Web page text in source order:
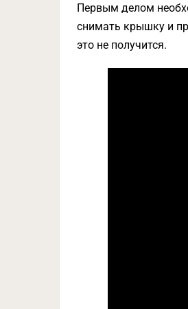
Первым делом
снимать крышку и
это не получится.